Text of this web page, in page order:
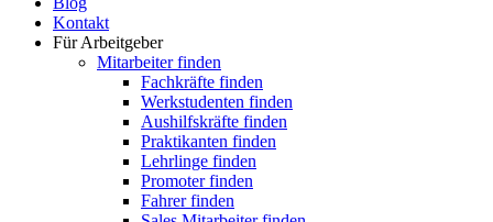
Kontakt
Für Arbeitgeber
Mitarbeiter finden
Fachkräfte finden
Werkstudenten finden
Aushilfskräfte finden
Praktikanten finden
Lehrlinge finden
Promoter finden
Fahrer finden